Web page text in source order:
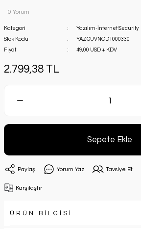
0 Yorum
Kategori
Yazılım-İnternet Security
Stok Kodu
YAZGUVNOD1000330
Fiyat
49,00 USD + KDV
2.799,38 TL
Sepete Ekle
Paylaş Yorum Yaz Tavsiye Et
Karşılaştır
ÜRÜN BİLGİSİ